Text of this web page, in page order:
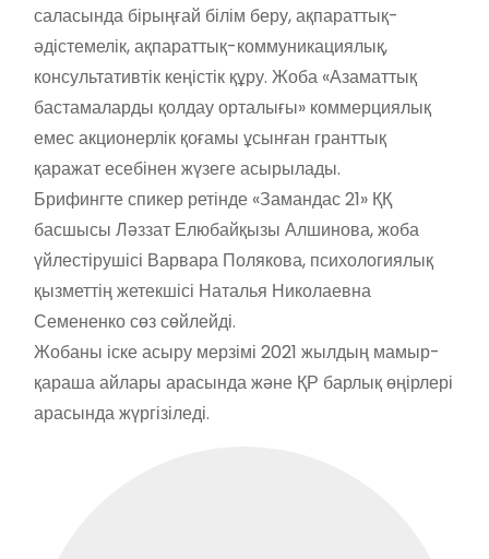
саласында бірыңғай білім беру, ақпараттық-
әдістемелік, ақпараттық-коммуникациялық,
консультативтік кеңістік құру. Жоба «Азаматтық
бастамаларды қолдау орталығы» коммерциялық
емес акционерлік қоғамы ұсынған гранттық
қаражат есебінен жүзеге асырылады.
Брифингте спикер ретінде «Замандас 21» ҚҚ
басшысы Ләззат Елюбайқызы Алшинова, жоба
үйлестірушісі Варвара Полякова, психологиялық
қызметтің жетекшісі Наталья Николаевна
Семененко сөз сөйлейді.
Жобаны іске асыру мерзімі 2021 жылдың мамыр-
қараша айлары арасында және ҚР барлық өңірлері
арасында жүргізіледі.